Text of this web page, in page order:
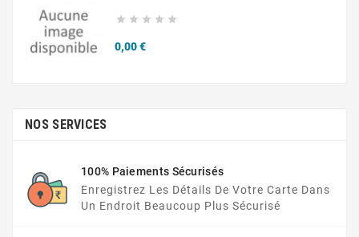
    
0,00 €Prix
NOS SERVICES
100% Paiements Sécurisés
Enregistrez Les Détails De Votre Carte Dans
Un Endroit Beaucoup Plus Sécurisé